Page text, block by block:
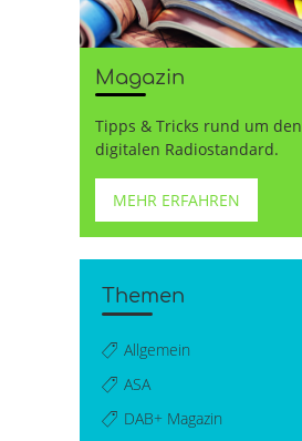
Magazin
Tipps & Tricks rund um den
digitalen Radiostandard.
MEHR ERFAHREN
Themen
Allgemein
ASA
DAB+ Magazin